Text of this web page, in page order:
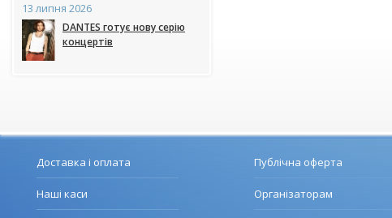
13 липня 2026
DANTES готує нову серію
концертів
Доставка і оплата
Наші каси
Публічна оферта
Організаторам